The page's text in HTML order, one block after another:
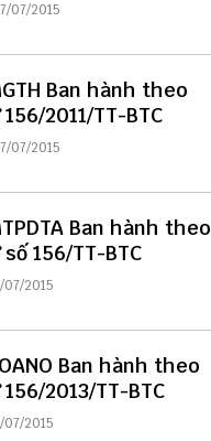
07/2015
Ban hành theo
2011/TT-BTC
07/2015
Ban hành theo
156/TT-BTC
07/2015
Ban hành theo
2013/TT-BTC
07/2015